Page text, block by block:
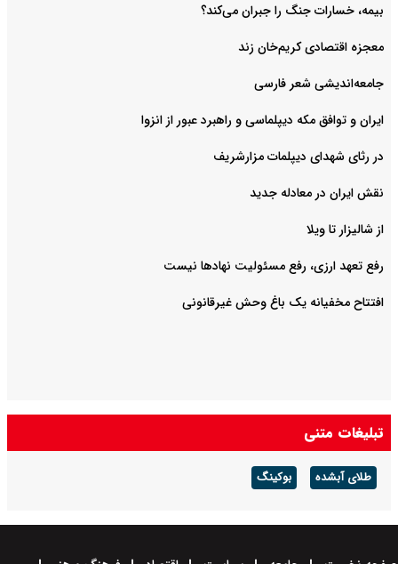
بیمه، خسارات جنگ را جبران می‌کند؟
معجزه اقتصادی کریم‌خان زند
جامعه‌اندیشی شعر فارسی
ایران و توافق مکه دیپلماسی و راهبرد عبور از انزوا
در رثای شهدای دیپلمات مزارشریف
نقش ایران در معادله جدید
از شالیزار تا ویلا
رفع تعهد ارزی، رفع مسئولیت نهادها نیست
افتتاح مخفیانه یک باغ وحش غیرقانونی
تبلیغات متنی
طلای آبشده بوکینگ